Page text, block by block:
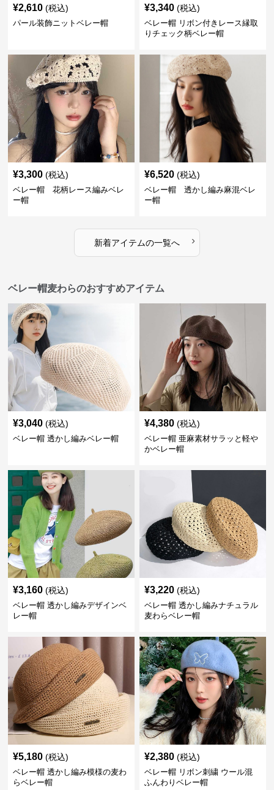
¥2,610 (税込)
パール装飾ニットベレー帽
¥3,340 (税込)
ベレー帽 リボン付きレース縁取
りチェック柄ベレー帽
¥3,300 (税込)
ベレー帽 花柄レース編みベレ
ー帽
¥6,520 (税込)
ベレー帽 透かし編み麻混ベレ
ー帽
新着アイテムの一覧へ ›
ベレー帽麦わらのおすすめアイテム
¥3,040 (税込)
ベレー帽 透かし編みベレー帽
¥4,380 (税込)
ベレー帽 亜麻素材サラッと軽や
かベレー帽
¥3,160 (税込)
ベレー帽 透かし編みデザインベ
レー帽
¥3,220 (税込)
ベレー帽 透かし編みナチュラル
麦わらベレー帽
¥5,180 (税込)
ベレー帽 透かし編み模様の麦わ
らベレー帽
¥2,380 (税込)
ベレー帽 リボン刺繍 ウール混
ふんわりベレー帽